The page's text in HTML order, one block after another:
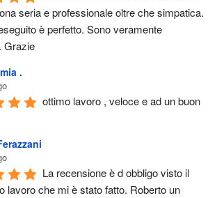
seria e professionale oltre che simpatica.
è perfetto. Sono veramente
Grazie
.
ottimo lavoro , veloce e ad un buon
La recensione è d obbligo visto il
lavoro che mi è stato fatto. Roberto un